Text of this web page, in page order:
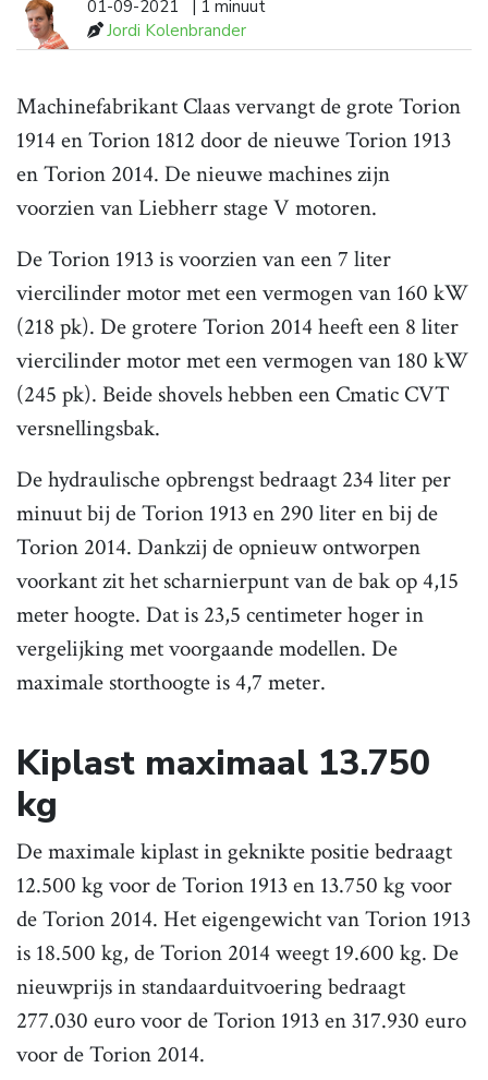
01-09-2021
| 1 minuut
Jordi Kolenbrander
Machinefabrikant Claas vervangt de grote Torion
1914 en Torion 1812 door de nieuwe Torion 1913
en Torion 2014. De nieuwe machines zijn
voorzien van Liebherr stage V motoren.
De Torion 1913 is voorzien van een 7 liter
viercilinder motor met een vermogen van 160 kW
(218 pk). De grotere Torion 2014 heeft een 8 liter
viercilinder motor met een vermogen van 180 kW
(245 pk). Beide shovels hebben een Cmatic CVT
versnellingsbak.
De hydraulische opbrengst bedraagt 234 liter per
minuut bij de Torion 1913 en 290 liter en bij de
Torion 2014. Dankzij de opnieuw ontworpen
voorkant zit het scharnierpunt van de bak op 4,15
meter hoogte. Dat is 23,5 centimeter hoger in
vergelijking met voorgaande modellen. De
maximale storthoogte is 4,7 meter.
Kiplast maximaal 13.750
kg
De maximale kiplast in geknikte positie bedraagt
12.500 kg voor de Torion 1913 en 13.750 kg voor
de Torion 2014. Het eigengewicht van Torion 1913
is 18.500 kg, de Torion 2014 weegt 19.600 kg. De
nieuwprijs in standaarduitvoering bedraagt
277.030 euro voor de Torion 1913 en 317.930 euro
voor de Torion 2014.